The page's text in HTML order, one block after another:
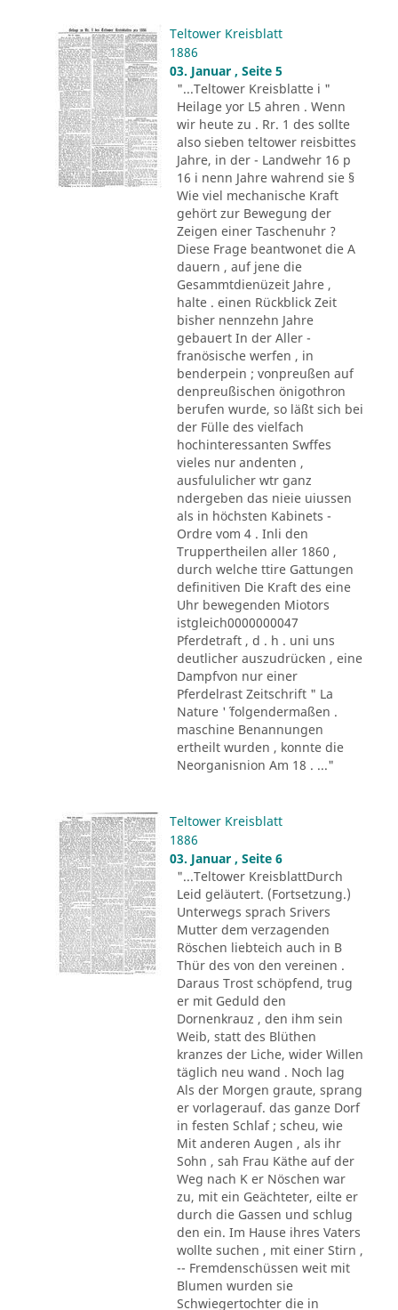
Teltower Kreisblatt
1886
03. Januar , Seite 5
"...Teltower Kreisblatte i "
Heilage yor L5 ahren . Wenn
wir heute zu . Rr. 1 des sollte
also sieben teltower reisbittes
Jahre, in der - Landwehr 16 p
16 i nenn Jahre wahrend sie §
Wie viel mechanische Kraft
gehört zur Bewegung der
Zeigen einer Taschenuhr ?
Diese Frage beantwonet die A
dauern , auf jene die
Gesammtdienüzeit Jahre ,
halte . einen Rückblick Zeit
bisher nennzehn Jahre
gebauert In der Aller -
franösische werfen , in
benderpein ; vonpreußen auf
denpreußischen önigothron
berufen wurde, so läßt sich bei
der Fülle des vielfach
hochinteressanten Swffes
vieles nur andenten ,
ausfululicher wtr ganz
ndergeben das nieie uiussen
als in höchsten Kabinets -
Ordre vom 4 . Inli den
Truppertheilen aller 1860 ,
durch welche ttire Gattungen
definitiven Die Kraft des eine
Uhr bewegenden Miotors
istgleich0000000047
Pferdetraft , d . h . uni uns
deutlicher auszudrücken , eine
Dampfvon nur einer
Pferdelrast Zeitschrift " La
Nature '´ folgendermaßen .
maschine Benannungen
ertheilt wurden , konnte die
Neorganisnion Am 18 . ..."
Teltower Kreisblatt
1886
03. Januar , Seite 6
"...Teltower KreisblattDurch
Leid geläutert. (Fortsetzung.)
Unterwegs sprach Srivers
Mutter dem verzagenden
Röschen liebteich auch in B
Thür des von den vereinen .
Daraus Trost schöpfend, trug
er mit Geduld den
Dornenkrauz , den ihm sein
Weib, statt des Blüthen
kranzes der Liche, wider Willen
täglich neu wand . Noch lag
Als der Morgen graute, sprang
er vorlagerauf. das ganze Dorf
in festen Schlaf ; scheu, wie
Mit anderen Augen , als ihr
Sohn , sah Frau Käthe auf der
Weg nach K er Nöschen war
zu, mit ein Geächteter, eilte er
durch die Gassen und schlug
den ein. Im Hause ihres Vaters
wollte suchen , mit einer Stirn ,
-- Fremdenschüssen weit mit
Blumen wurden sie
Schwiegertochter die in